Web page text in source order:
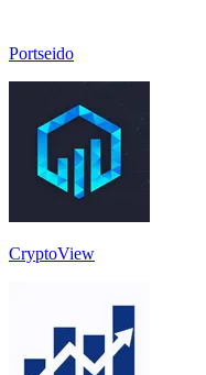
Portseido
CryptoView